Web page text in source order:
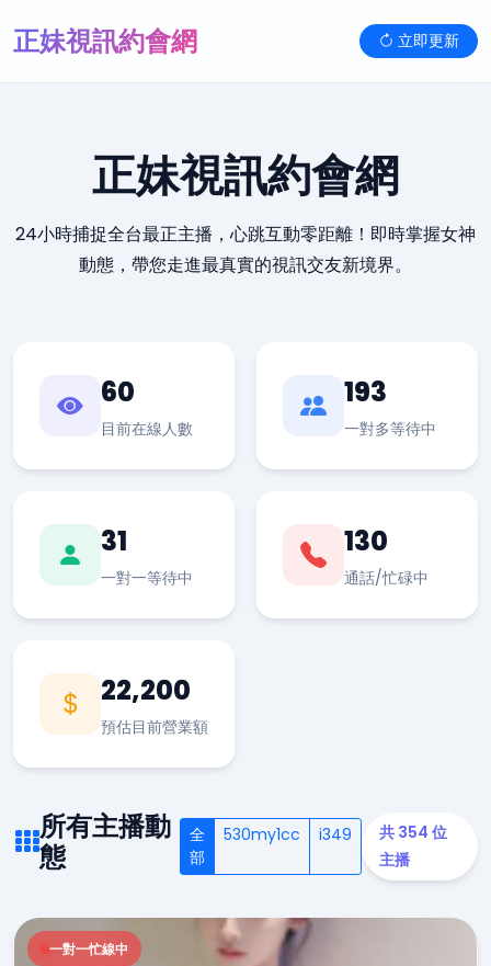
正妹視訊約會網 立即更新
正妹視訊約會網
24小時捕捉全台最正主播，心跳互動零距離！即時掌握女神
動態，帶您走進最真實的視訊交友新境界。
60
目前在線人數
193
一對多等待中
31
一對一等待中
130
通話/忙碌中
22,200
預估目前營業額
所有主播動
態
全
部
530my1cc i349
共 354 位
主播
一對一忙線中